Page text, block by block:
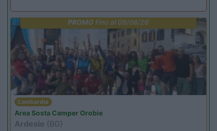
PROMO Fino al 09/08/26
Lombardia
Area Sosta Camper Orobie
Ardesio (BG)